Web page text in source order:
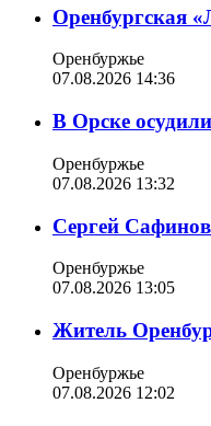
Оренбургская
Оренбуржье
07.08.2026 14:36
В Орске
Оренбуржье
07.08.2026 13:32
Сергей
Оренбуржье
07.08.2026 13:05
Житель
Оренбуржье
07.08.2026 12:02